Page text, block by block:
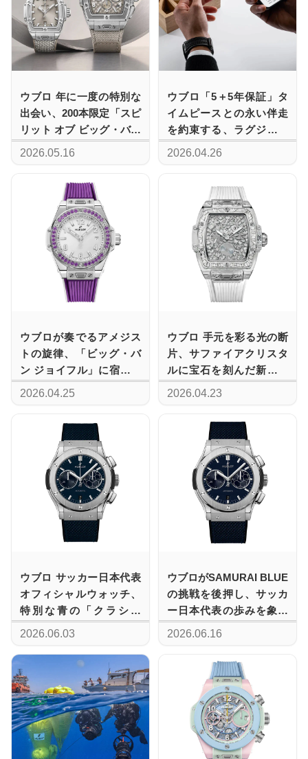
ウブロ 年に一度の特別な
出会い、200本限定「スピ
リット オブ ビッグ・バン
エッセンシャル トープ」
2026.05.16
ウブロ「5＋5年保証」タ
イムピースとの永い伴走
を約束する、ラグジュア
リーウォッチ保証の新基
2026.04.26
ウブロが奏でるアメジス
トの旋律、「ビッグ・バ
ン ジョイフル」に宿る高
貴なバイオレットの輝き
2026.04.25
ウブロ 手元を彩る光の断
片、サファイアクリスタ
ルに宝石を刻んだ新作が
魅せる「スピリット オブ
2026.04.23
ウブロ サッカー日本代表
オフィシャルウォッチ、
特別な青の「クラシッ
ク・フュージョン クロノ
ヴィクトリー」 誕生
2026.06.03
ウブロがSAMURAI BLUE
の挑戦を後押し、サッカ
ー日本代表の歩みを象徴
するクロノグラフ限定モ
2026.06.16